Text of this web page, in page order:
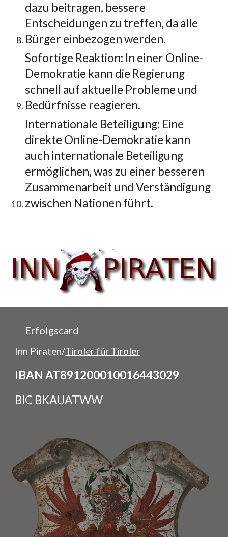
dazu beitragen, bessere
Entscheidungen zu treffen, da alle
Bürger einbezogen werden.
Sofortige Reaktion: In einer Online-
Demokratie kann die Regierung
schnell auf aktuelle Probleme und
Bedürfnisse reagieren.
Internationale Beteiligung: Eine
direkte Online-Demokratie kann
auch internationale Beteiligung
ermöglichen, was zu einer besseren
Zusammenarbeit und Verständigung
zwischen Nationen führt.
Erfolgscard
Inn Piraten/Tiroler für Tiroler
IBAN AT891200010016443029
BIC BKAUATWW